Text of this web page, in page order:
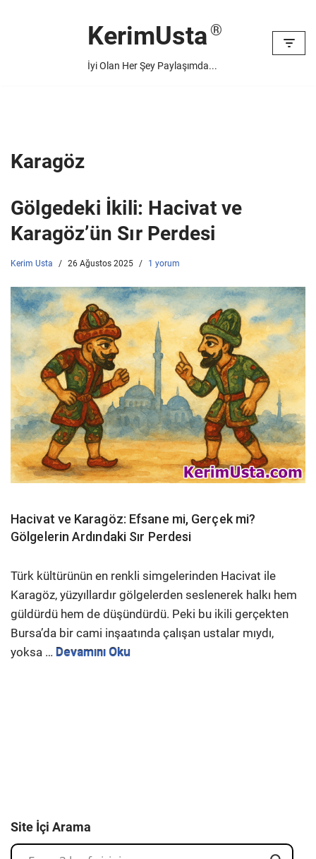
KerimUsta
İyi Olan Her Şey Paylaşımda...
Karagöz
Gölgedeki İkili: Hacivat ve
Karagöz’ün Sır Perdesi
Kerim Usta 26 Ağustos 2025 1 yorum
Hacivat ve Karagöz: Efsane mi, Gerçek mi?
Gölgelerin Ardındaki Sır Perdesi
Türk kültürünün en renkli simgelerinden Hacivat ile
Karagöz, yüzyıllardır gölgelerden seslenerek halkı hem
güldürdü hem de düşündürdü. Peki bu ikili gerçekten
Bursa’da bir cami inşaatında çalışan ustalar mıydı,
yoksa … Devamını Oku
Site İçi Arama